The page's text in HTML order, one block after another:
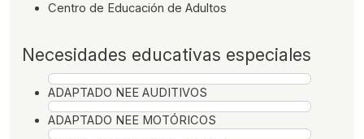
Centro de Educación de Adultos
Necesidades educativas especiales
ADAPTADO NEE AUDITIVOS
ADAPTADO NEE MOTÓRICOS